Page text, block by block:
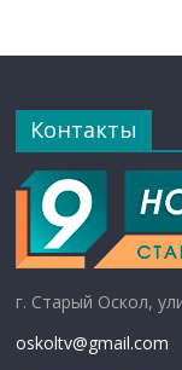
Контакты
г. Старый Оскол,
oskoltv@gmail.com